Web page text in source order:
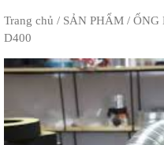
Trang chủ / SẢN PHẨM / ỐNG
D400